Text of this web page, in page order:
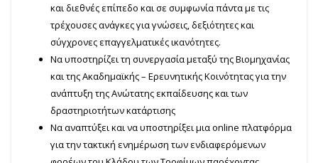
και διεθνές επίπεδο και σε συμφωνία πάντα με τις
τρέχουσες ανάγκες για γνώσεις, δεξιότητες και
σύγχρονες επαγγελματικές ικανότητες.
Να υποστηρίζει τη συνεργασία μεταξύ της Βιομηχανίας
και της Ακαδημαϊκής – Ερευνητικής Κοινότητας για την
ανάπτυξη της Ανώτατης εκπαίδευσης και των
δραστηριοτήτων κατάρτισης
Να αναπτύξει και να υποστηρίξει μια online πλατφόρμα
για την τακτική ενημέρωση των ενδιαφερόμενων